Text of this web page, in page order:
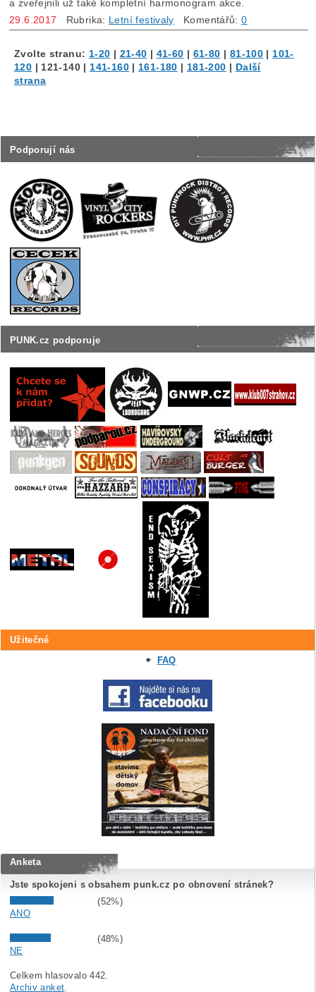
Podporují nás
PUNK.cz podporuje
Užitečné
FAQ
a zveřejnili už také kompletní harmonogram akce.
29.6.2017 Rubrika: Letní festivaly Komentářů:0
Zvolte stranu: 1-20 | 21-40 | 41-60 | 61-80 | 81-100 | 101-
120 | 121-140 | 141-160| 161-180 | 181-200 | Další
strana
Anketa
Jste spokojeni s obsahem punk.cz po obnovení stránek?
(52%)
ANO
(48%)
NE
Celkem hlasovalo 442.
Archiv anket